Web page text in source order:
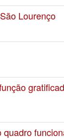
Lourenço